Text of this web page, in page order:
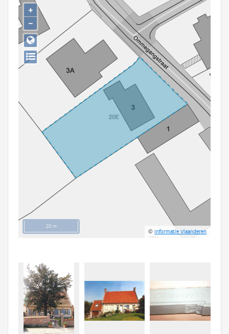
Gebeurtenis
Persoon of collectief
Downloads
Hergebruik
20 m
©Informatie Vlaanderen
+
−